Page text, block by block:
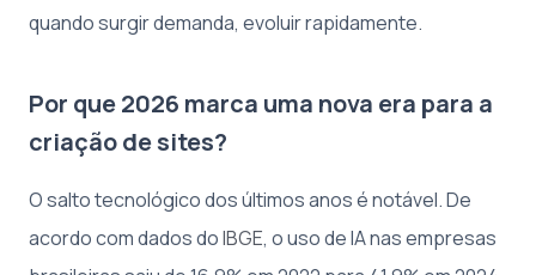
quando surgir demanda, evoluir rapidamente.
Por que 2026 marca uma nova era para a
criação de sites?
O salto tecnológico dos últimos anos é notável. De
acordo com dados doIBGE, o uso de IA nas empresas